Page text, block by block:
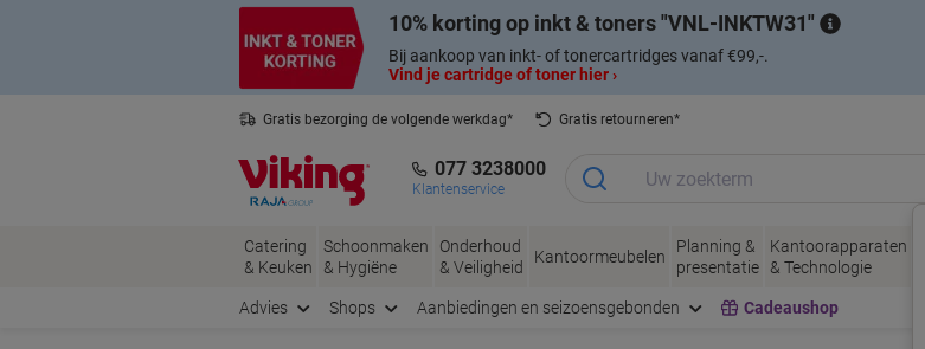
10% korting op inkt & toners VNL-INKTW31
Bij aankoop van inkt- of tonercartridges vanaf €99,-.
Vind je cartridge of toner hier ›
Gratis bezorging de volgende werkdag*
Gratis retourneren*
077 3238000
Klantenservice
Catering
& Keuken
Schoonmaken
& Hygiëne
Onderhoud
& Veiligheid
Kantoormeubelen
Planning &
presentatie
Kantoorapparaten
& Technologie
Advies Shops Aanbiedingen en seizoensgebonden Cadeaushop